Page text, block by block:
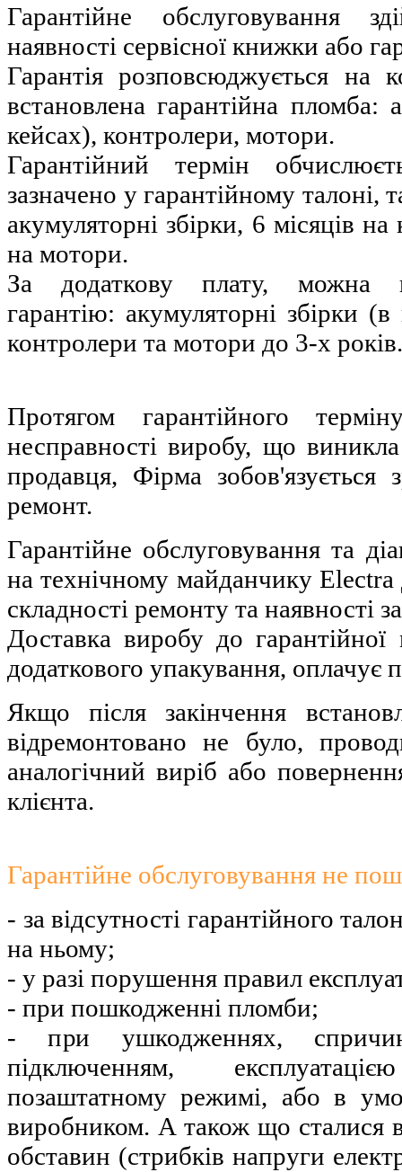
Гарантійне обслуговування
наявності сервісної книжки або
Гарантія розповсюджується на
встановлена ​​гарантійна пломба:
кейсах), контролери, мотори.
Гарантійний термін
зазначено у гарантійному талоні,
акумуляторні збірки, 6 місяців
на мотори.
За додаткову плату, можна
гарантію: акумуляторні збірки
контролери та мотори до 3-х
Протягом гарантійного
несправності виробу, що
продавця, Фірма зобов'язується
ремонт.
Гарантійне обслуговування та
на технічному майданчику Electra
складності ремонту та наявності
Доставка виробу до гарантійної
додаткового упакування, оплачує
Якщо після закінчення
відремонтовано не було,
аналогічний виріб або
клієнта.
Гарантійне обслуговування не
- за відсутності гарантійного
на ньому;
- у разі порушення правил
- при пошкодженні пломби;
- при ушкодженнях,
підключенням,
позаштатному режимі, або в
виробником. А також що сталися
обставин (стрибків напруги